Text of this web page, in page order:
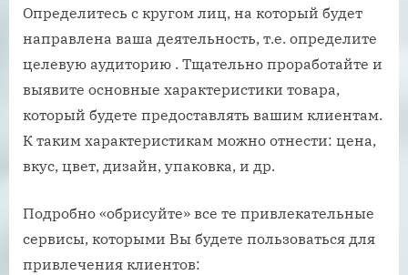
Определитесь с кругом лиц, на который будет
направлена ваша деятельность, т.е. определите
целевую аудиторию . Тщательно проработайте и
выявите основные характеристики товара,
который будете предоставлять вашим клиентам.
К таким характеристикам можно отнести: цена,
вкус, цвет, дизайн, упаковка, и др.
Подробно «обрисуйте» все те привлекательные
сервисы, которыми Вы будете пользоваться для
привлечения клиентов: